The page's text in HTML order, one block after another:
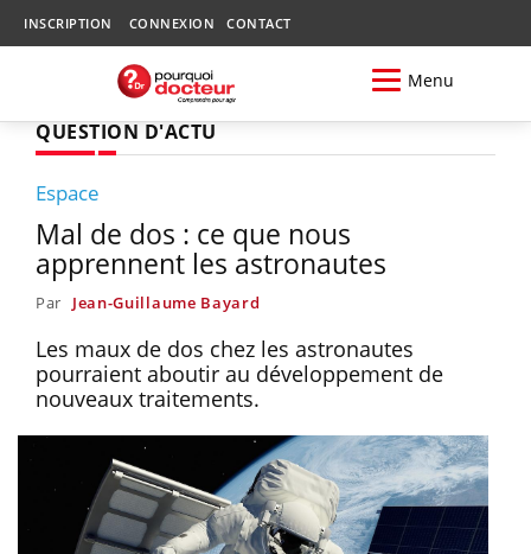
INSCRIPTION CONNEXION CONTACT
Menu
QUESTION D'ACTU
Espace
Mal de dos : ce que nous
apprennent les astronautes
Par Jean-Guillaume Bayard
Les maux de dos chez les astronautes
pourraient aboutir au développement de
nouveaux traitements.